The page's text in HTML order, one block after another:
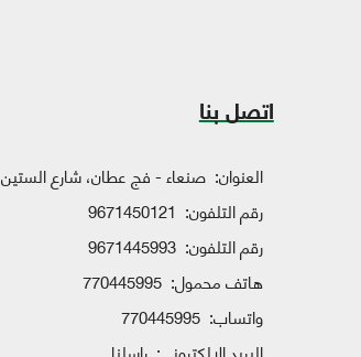
اتصل بنا
العنوان: صنعاء - فج عطان، شارع الستين
رقم التلفون: 9671450121
رقم التلفون: 9671445993
هاتف محمول: 770445995
واتساب: 770445995